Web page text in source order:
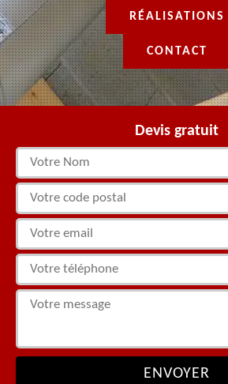
RÉALISATIONS
CONTACT
Devis gratuit